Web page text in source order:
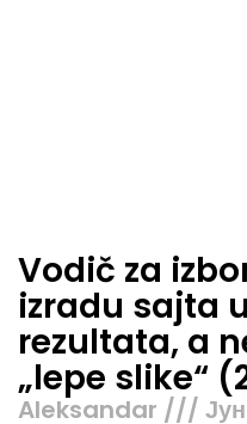
Vodič za
izradu sajta
rezultata, a
„lepe slike“
Aleksandar